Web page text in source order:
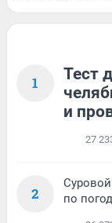
1
Тест
и
27
2
по